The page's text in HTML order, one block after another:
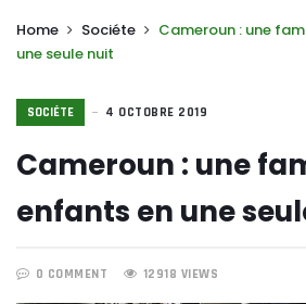
Home Sociéte
Cameroun : une
une seule nuit
SOCIÉTE 4 OCTOBRE 2019
Cameroun : une
enfants en une
0 COMMENT 12918 VIEWS